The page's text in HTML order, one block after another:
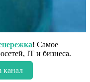
! Самое
IT и бизнеса.
канал